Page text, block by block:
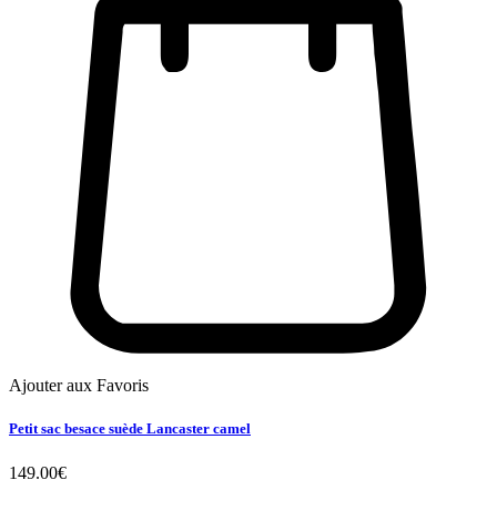
Ajouter aux Favoris
Petit sac besace suède Lancaster camel
149.00€